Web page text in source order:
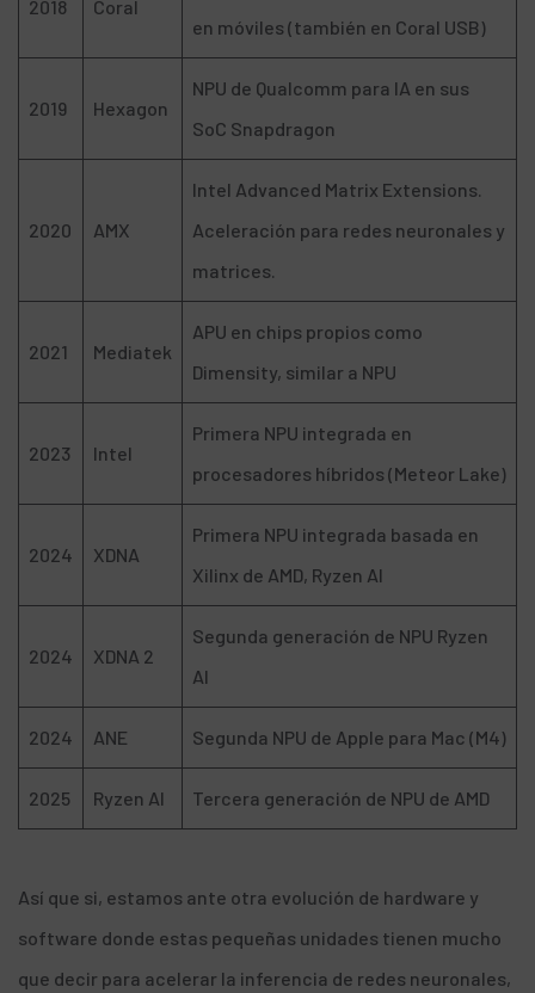
2018 Coral
en móviles (también en Coral USB)
2019 Hexagon
NPU de Qualcomm para IA en sus
SoC Snapdragon
2020 AMX
Intel Advanced Matrix Extensions.
Aceleración para redes neuronales y
matrices.
2021 Mediatek
APU en chips propios como
Dimensity, similar a NPU
2023 Intel
Primera NPU integrada en
procesadores híbridos (Meteor Lake)
2024 XDNA
Primera NPU integrada basada en
Xilinx de AMD, Ryzen AI
2024 XDNA 2
Segunda generación de NPU Ryzen
AI
2024 ANE Segunda NPU de Apple para Mac (M4)
2025 Ryzen AI Tercera generación de NPU de AMD
Así que si, estamos ante otra evolución de hardware y
software donde estas pequeñas unidades tienen mucho
que decir para acelerar la inferencia de redes neuronales,